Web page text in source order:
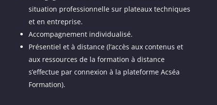
situation professionnelle sur plateaux techniques
et en entreprise.
Accompagnement individualisé.
Présentiel et à distance (l’accès aux contenus et
aux ressources de la formation à distance
s’effectue par connexion à la plateforme Acséa
Formation).